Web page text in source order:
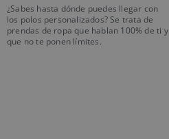
¿Sabes hasta dónde puedes llegar con
los polos personalizados? Se trata de
prendas de ropa que hablan 100% de ti y
que no te ponen límites.